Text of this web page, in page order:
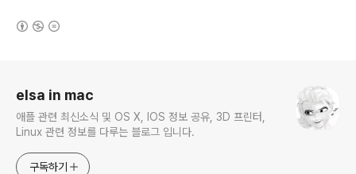
elsa in mac
애플 관련 최신소식 및 OS X, IOS 정보 공유, 3D 프린터,
Linux 관련 정보를 다루는 블로그 입니다.
구독하기